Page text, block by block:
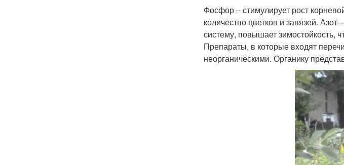
Фосфор – стимулирует рост
количество цветков и завязей.
систему, повышает зимостойкость,
Препараты, в которые входят
неорганическими. Органику